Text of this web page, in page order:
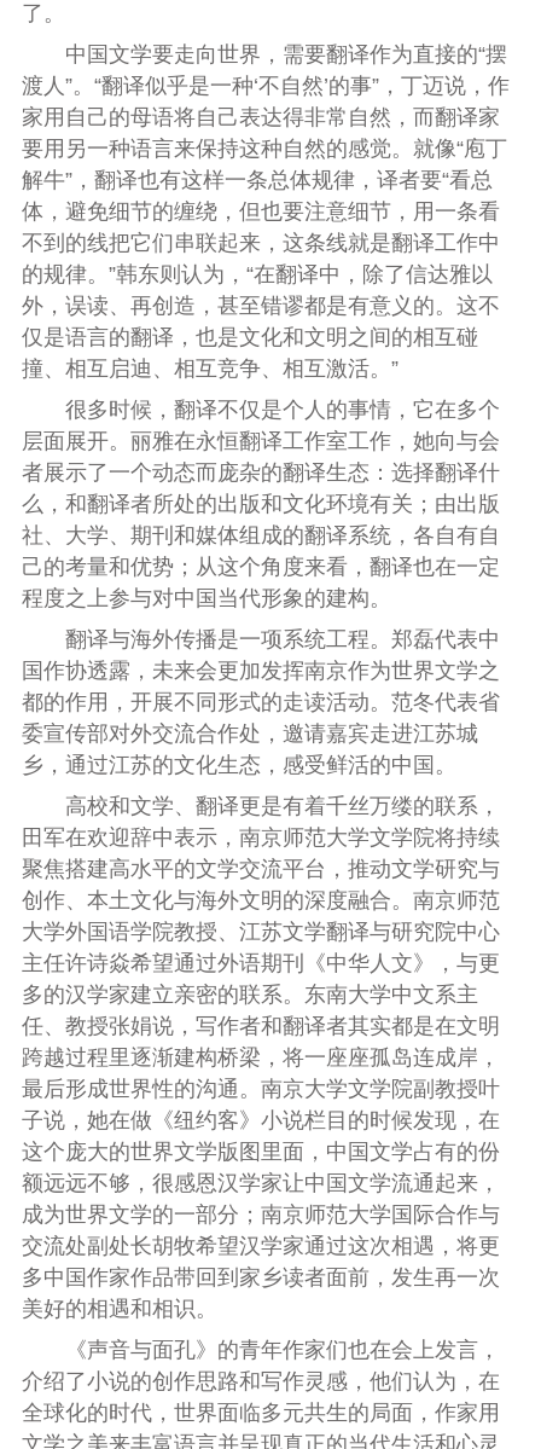
了。
中国文学要走向世界，需要翻译作为直接的“摆
渡人”。“翻译似乎是一种‘不自然’的事”，丁迈说，作
家用自己的母语将自己表达得非常自然，而翻译家
要用另一种语言来保持这种自然的感觉。就像“庖丁
解牛”，翻译也有这样一条总体规律，译者要“看总
体，避免细节的缠绕，但也要注意细节，用一条看
不到的线把它们串联起来，这条线就是翻译工作中
的规律。”韩东则认为，“在翻译中，除了信达雅以
外，误读、再创造，甚至错谬都是有意义的。这不
仅是语言的翻译，也是文化和文明之间的相互碰
撞、相互启迪、相互竞争、相互激活。”
很多时候，翻译不仅是个人的事情，它在多个
层面展开。丽雅在永恒翻译工作室工作，她向与会
者展示了一个动态而庞杂的翻译生态：选择翻译什
么，和翻译者所处的出版和文化环境有关；由出版
社、大学、期刊和媒体组成的翻译系统，各自有自
己的考量和优势；从这个角度来看，翻译也在一定
程度之上参与对中国当代形象的建构。
翻译与海外传播是一项系统工程。郑磊代表中
国作协透露，未来会更加发挥南京作为世界文学之
都的作用，开展不同形式的走读活动。范冬代表省
委宣传部对外交流合作处，邀请嘉宾走进江苏城
乡，通过江苏的文化生态，感受鲜活的中国。
高校和文学、翻译更是有着千丝万缕的联系，
田军在欢迎辞中表示，南京师范大学文学院将持续
聚焦搭建高水平的文学交流平台，推动文学研究与
创作、本土文化与海外文明的深度融合。南京师范
大学外国语学院教授、江苏文学翻译与研究院中心
主任许诗焱希望通过外语期刊《中华人文》，与更
多的汉学家建立亲密的联系。东南大学中文系主
任、教授张娟说，写作者和翻译者其实都是在文明
跨越过程里逐渐建构桥梁，将一座座孤岛连成岸，
最后形成世界性的沟通。南京大学文学院副教授叶
子说，她在做《纽约客》小说栏目的时候发现，在
这个庞大的世界文学版图里面，中国文学占有的份
额远远不够，很感恩汉学家让中国文学流通起来，
成为世界文学的一部分；南京师范大学国际合作与
交流处副处长胡牧希望汉学家通过这次相遇，将更
多中国作家作品带回到家乡读者面前，发生再一次
美好的相遇和相识。
《声音与面孔》的青年作家们也在会上发言，
介绍了小说的创作思路和写作灵感，他们认为，在
全球化的时代，世界面临多元共生的局面，作家用